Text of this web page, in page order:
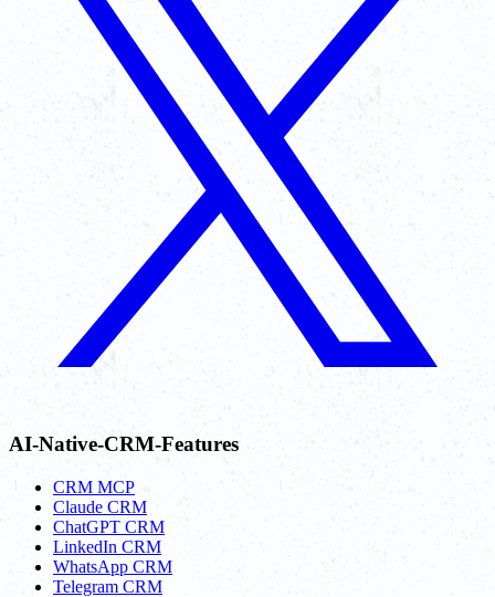
AI-Native-CRM-Features
CRM MCP
Claude CRM
ChatGPT CRM
LinkedIn CRM
WhatsApp CRM
Telegram CRM